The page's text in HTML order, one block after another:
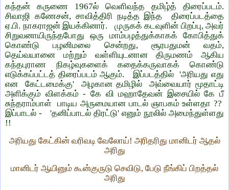
கந்தன் கருணை 1967ல் வெளிவந்த தமிழ்த் திரைப்படம்.
சிவாஜி கணேசன், சாவித்திரி நடித்த இந்த திரைப்படத்தை
ஏ.பி. நாகராஜன் இயக்கினார். முருகக் கடவுளின் பிறப்பு, அவர்
சிறுவனாயிருந்தபோது ஒரு மாம்பழத்துக்காகக் கோபித்துக்
கொண்டு பழனிமலை சென்றது, சூரபதுமன் வதம்,
தெய்வயானை மற்றும் வள்ளியுடனான திருமணம் ஆகிய
கந்தபுராண நிகழ்வுகளைக் கதைக்கருவாகக் கொண்டு
எடுக்கப்பட்டத் திரைப்படம் ஆகும். இப்படத்தில் 'அரியது எது
என கேட்டமைக்கு' அழகான தமிழில் அவ்வையார் மூதாட்டி
அளிக்கும் விளக்கம் - கே வி மஹாதேவன் இசையில் கே பீ
சுந்தராம்பாள் பாடிய அருமையான பாடல் ஞாபகம் உள்ளதா ??
இப்பாடல் - 'தனிப்பாடல் திரட்டு' எனும் நூலில் அமைந்துள்ளது
!!
அரியது கேட்கின் வரிவடி வேலோய்! அரிதரிது மானிடர் ஆதல்
அரிது
மானிடர் ஆயினும் கூன்குருடு செவிடு, பேடு நீங்கிப் பிறத்தல்
அரிது